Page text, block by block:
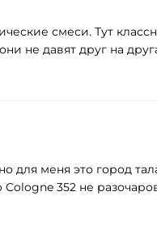
смеси. Тут
не давят друг на
для меня это город
Cologne 352 не